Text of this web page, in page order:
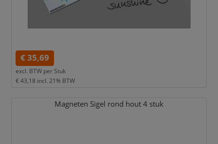
€ 35,69
excl. BTW per Stuk
€ 43,18 incl. 21% BTW
Magneten Sigel rond hout 4 stuk